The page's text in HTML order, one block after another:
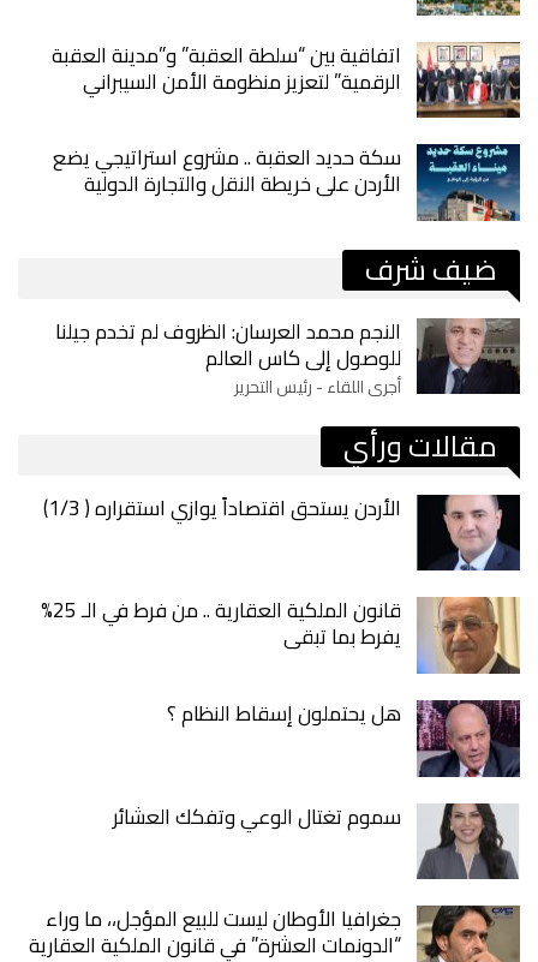
اتفاقية بين “سلطة العقبة” و”مدينة العقبة
الرقمية” لتعزيز منظومة الأمن السيبراني
سكة حديد العقبة .. مشروع استراتيجي يضع
الأردن على خريطة النقل والتجارة الدولية
ضيف شرف
النجم محمد العرسان: الظروف لم تخدم جيلنا
للوصول إلى كاس العالم
أجرى اللقاء - رئيس التحرير
مقالات ورأي
الأردن يستحق اقتصاداً يوازي استقراره ( 1/3)
قانون الملكية العقارية .. من فرط في الـ 25%
يفرط بما تبقى
هل يحتملون إسقاط النظام ؟
سموم تغتال الوعي وتفكك العشائر
جغرافيا الأوطان ليست للبيع المؤجل،، ما وراء
“الدونمات العشرة” في قانون الملكية العقارية